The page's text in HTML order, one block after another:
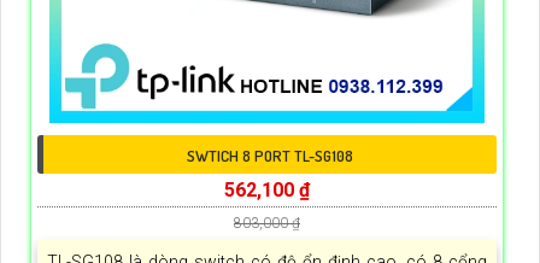
SWTICH 8 PORT TL-SG108
562,100 ₫
803,000 ₫